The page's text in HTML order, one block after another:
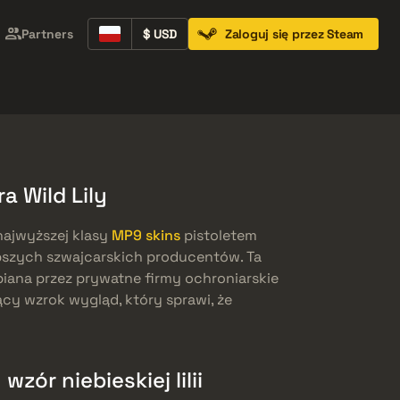
Partners $ USD Zaloguj się przez Steam
Wild Lily
klasy MP9 skins pistoletem
szwajcarskich producentów. Ta
przez prywatne firmy ochroniarskie
wzrok wygląd, który sprawi, że
niebieskiej lilii